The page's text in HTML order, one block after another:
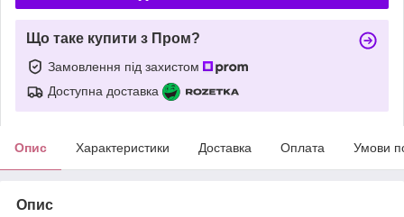
Що таке купити з Пром?
Замовлення під захистом
Доступна доставка
Опис Характеристики Доставка Оплата Умови
Опис